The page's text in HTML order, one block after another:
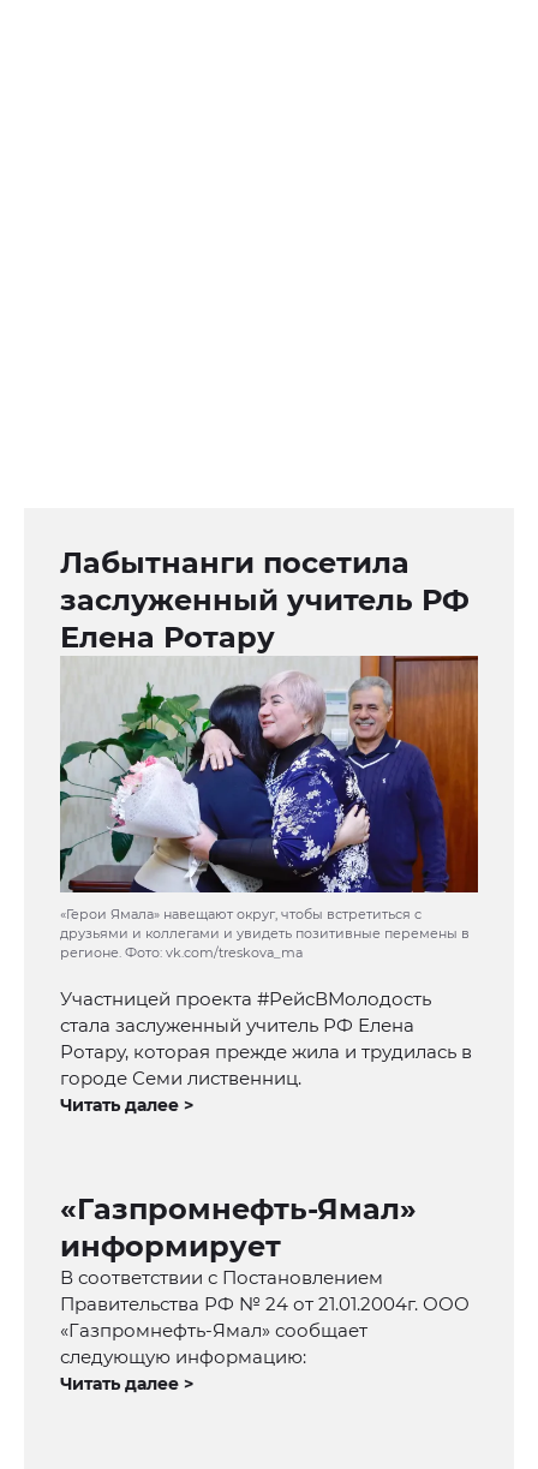
Лабытнанги посетила
заслуженный учитель РФ
Елена Ротару
«Герои Ямала» навещают округ, чтобы встретиться с
друзьями и коллегами и увидеть позитивные перемены в
регионе. Фото: vk.com/treskova_ma
Участницей проекта #РейсВМолодость
стала заслуженный учитель РФ Елена
Ротару, которая прежде жила и трудилась в
городе Семи лиственниц.
Читать далее >
«Газпромнефть-Ямал»
информирует
В соответствии с Постановлением
Правительства РФ № 24 от 21.01.2004г. ООО
«Газпромнефть-Ямал» сообщает
следующую информацию:
Читать далее >